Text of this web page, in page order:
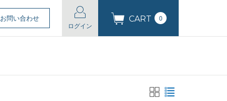
お問い合わせ
ログイン
CART 0